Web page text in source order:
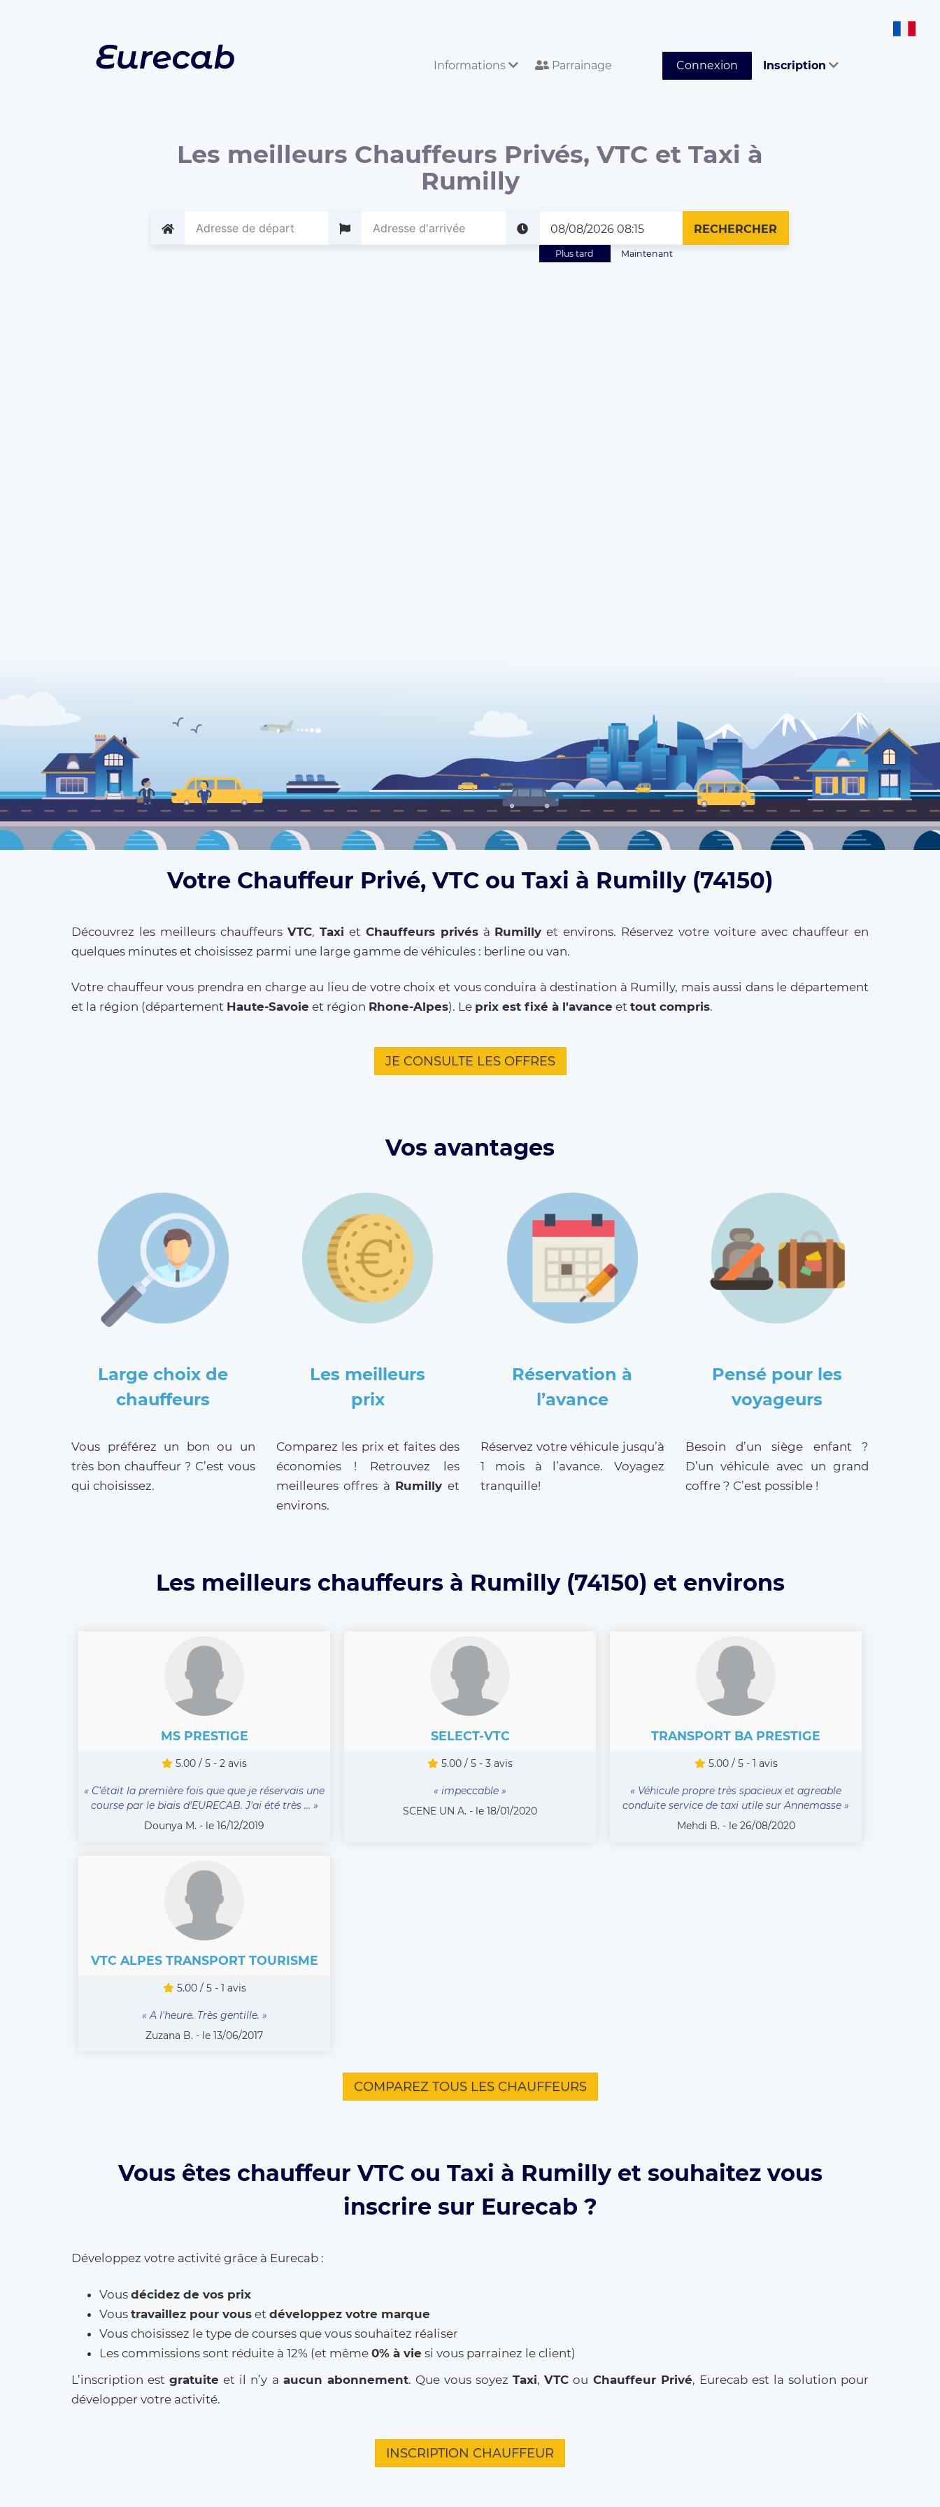
Informations Parrainage Connexion Inscription
Les meilleurs Chauffeurs Privés, VTC et Taxi à
Rumilly
Maintenant
Plus tard
RECHERCHER
Votre Chauffeur Privé, VTC ou Taxi à Rumilly (74150)
Découvrez les meilleurs chauffeurs VTC, Taxi et Chauffeurs privésà Rumilly et environs. Réservez votre voiture avec chauffeur en
quelques minutes et choisissez parmi une large gamme de véhicules : berline ou van.
Votre chauffeur vous prendra en charge au lieu de votre choix et vous conduira à destination à Rumilly, mais aussi dans le département
et la région (département Haute-Savoie et région Rhone-Alpes). Le prix est fixé à l'avance et tout compris.
JE CONSULTE LES OFFRES
Vos avantages
Large choix de
chauffeurs
Vous préférez un bon ou un
très bon chauffeur ? C’est vous
qui choisissez.
Les meilleurs
prix
Comparez les prix et faites des
économies ! Retrouvez les
meilleures offres à Rumilly et
environs.
Réservation à
l’avance
Réservez votre véhicule jusqu’à
1 mois à l’avance. Voyagez
tranquille!
Pensé pour les
voyageurs
Besoin d’un siège enfant ?
D’un véhicule avec un grand
coffre ? C’est possible !
Les meilleurs chauffeurs à Rumilly (74150) et environs
MS PRESTIGE
5.00 / 5 - 2 avis
« C'était la première fois que que je réservais une
course par le biais d'EURECAB. J'ai été très ... »
Dounya M. - le 16/12/2019
SELECT-VTC
5.00 / 5 - 3 avis
« impeccable »
SCENE UN A. - le 18/01/2020
TRANSPORT BA PRESTIGE
5.00 / 5 - 1 avis
« Véhicule propre très spacieux et agreable
conduite service de taxi utile sur Annemasse »
Mehdi B. - le 26/08/2020
VTC ALPES TRANSPORT TOURISME
5.00 / 5 - 1 avis
« A l'heure. Très gentille. »
Zuzana B. - le 13/06/2017
COMPAREZ TOUS LES CHAUFFEURS
Vous êtes chauffeur VTC ou Taxi à Rumilly et souhaitez vous
inscrire sur Eurecab ?
Développez votre activité grâce à Eurecab :
Vous décidez de vos prix
Vous travaillez pour vous et développez votre marque
Vous choisissez le type de courses que vous souhaitez réaliser
Les commissions sont réduite à 12% (et même 0% à vie si vous parrainez le client)
L’inscription estgratuite et il n’y a aucun abonnement. Que vous soyezTaxi,VTC ou Chauffeur Privé, Eurecab est la solution pour
développer votre activité.
INSCRIPTION CHAUFFEUR